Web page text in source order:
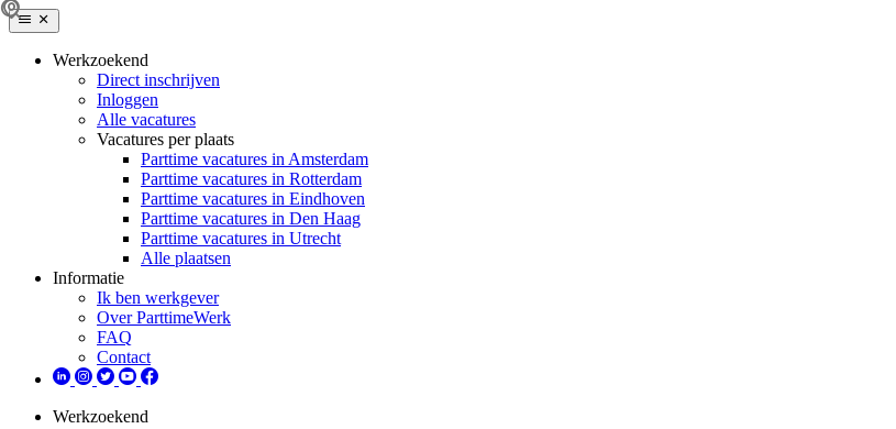
Werkzoekend
Direct inschrijven
Inloggen
Alle vacatures
Vacatures per plaats
Parttime vacatures in Amsterdam
Parttime vacatures in Rotterdam
Parttime vacatures in Eindhoven
Parttime vacatures in Den Haag
Parttime vacatures in Utrecht
Alle plaatsen
Informatie
Ik ben werkgever
Over ParttimeWerk
FAQ
Contact
Werkzoekend